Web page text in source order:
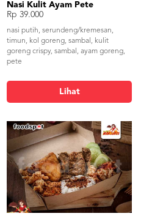
Nasi Kulit Ayam Pete
Rp 39.000
nasi putih, serundeng/kremesan,
timun, kol goreng, sambal, kulit
goreng crispy, sambal, ayam goreng,
pete
Lihat